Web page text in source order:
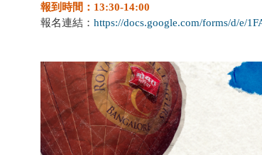
報到時間：13:30-14:00
報名連結： https://docs.google.com/forms/d/e/